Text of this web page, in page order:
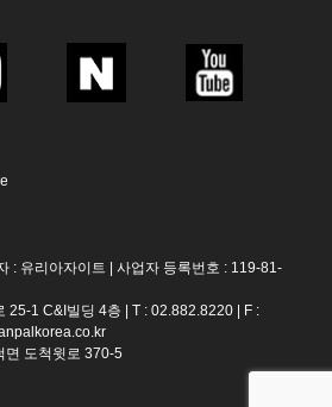
: 유리아자이트 | 사업자 등록번호 : 119-81-
25-1 C&I빌딩 4층 | T : 02.882.8220 | F :
면 도척윗로 370-5